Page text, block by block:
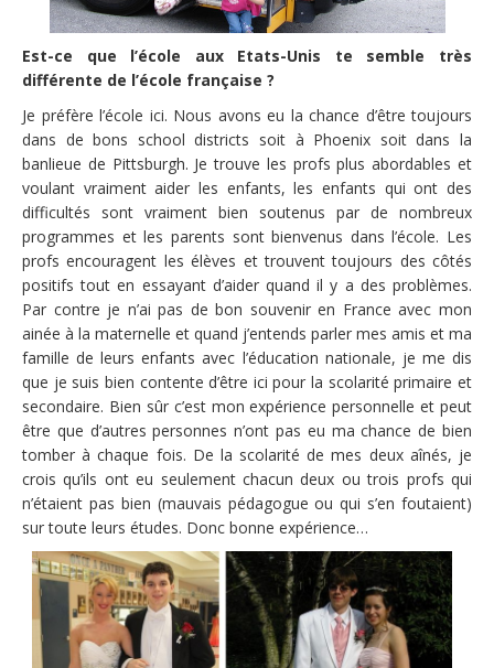
Est-ce que l’école aux Etats-Unis te semble très
différente de l’école française ?
Je préfère l’école ici. Nous avons eu la chance d’être toujours
dans de bons school districts soit à Phoenix soit dans la
banlieue de Pittsburgh. Je trouve les profs plus abordables et
voulant vraiment aider les enfants, les enfants qui ont des
difficultés sont vraiment bien soutenus par de nombreux
programmes et les parents sont bienvenus dans l’école. Les
profs encouragent les élèves et trouvent toujours des côtés
positifs tout en essayant d’aider quand il y a des problèmes.
Par contre je n’ai pas de bon souvenir en France avec mon
ainée à la maternelle et quand j’entends parler mes amis et ma
famille de leurs enfants avec l’éducation nationale, je me dis
que je suis bien contente d’être ici pour la scolarité primaire et
secondaire. Bien sûr c’est mon expérience personnelle et peut
être que d’autres personnes n’ont pas eu ma chance de bien
tomber à chaque fois. De la scolarité de mes deux aînés, je
crois qu’ils ont eu seulement chacun deux ou trois profs qui
n’étaient pas bien (mauvais pédagogue ou qui s’en foutaient)
sur toute leurs études. Donc bonne expérience…